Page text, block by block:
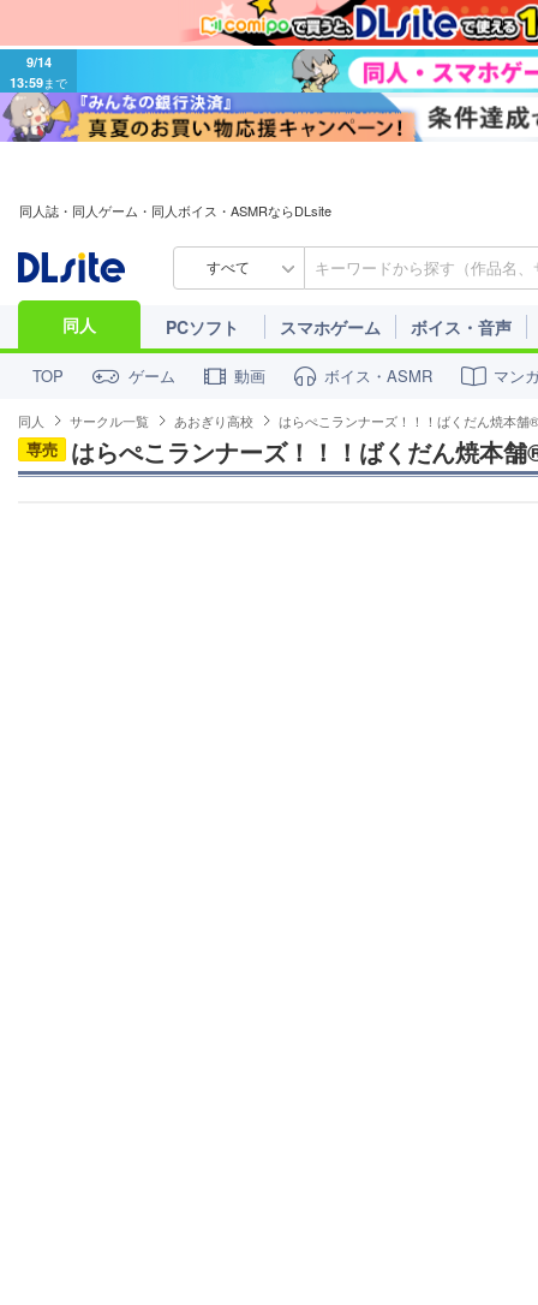
9/14
13:59まで
同人誌・同人ゲーム・同人ボイス・ASMRならDLsite
すべて
同人 PCソフト スマホゲーム ボイス・音声
TOP ゲーム 動画 ボイス・ASMR マン
同人 サークル一覧 あおぎり高校 はらぺこランナーズ！！！ばくだん焼本舗
専売 はらぺこランナーズ！！！ばくだん焼本